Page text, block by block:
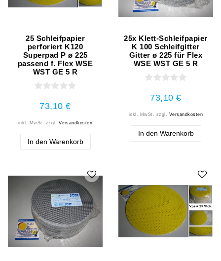
25 Schleifpapier
perforiert K120
Superpad P ø 225
passend f. Flex WSE
WST GE 5 R
73,10 €
inkl. MwSt. zzgl. Versandkosten
In den Warenkorb
25x Klett-Schleifpapier
K 100 Schleifgitter
Gitter ø 225 für Flex
WSE WST GE 5 R
73,10 €
inkl. MwSt. zzgl. Versandkosten
In den Warenkorb